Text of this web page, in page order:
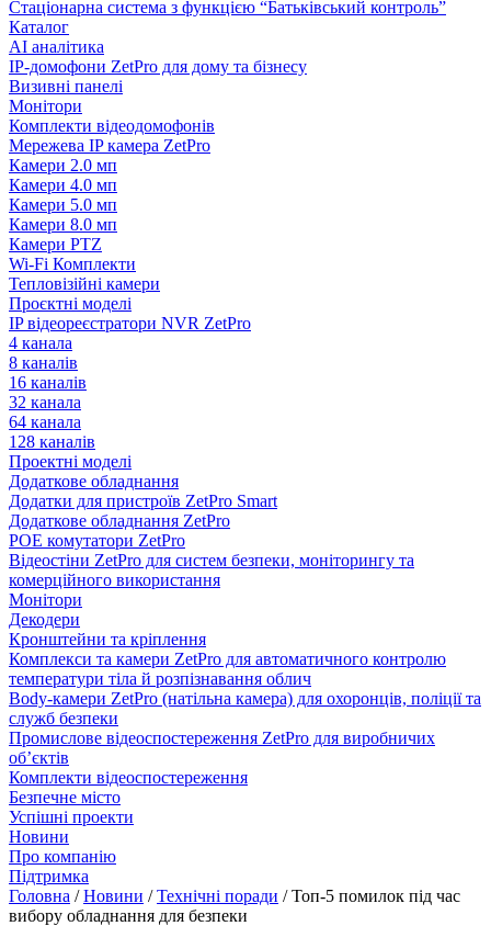
Стаціонарна система з функцією “Батьківський контроль”
Каталог
AI аналітика
IP-домофони ZetPro для дому та бізнесу
Визивні панелі
Монітори
Комплекти відеодомофонів
Мережева IP камера ZetPro
Камери 2.0 мп
Камери 4.0 мп
Камери 5.0 мп
Камери 8.0 мп
Камери PTZ
Wi-Fi Комплекти
Тепловізійні камери
Проєктні моделі
IP відеореєстратори NVR ZetPro
4 канала
8 каналів
16 каналів
32 канала
64 канала
128 каналів
Проектні моделі
Додаткове обладнання
Додатки для пристроїв ZetPro Smart
Додаткове обладнання ZetPro
POE комутатори ZetPro
Відеостіни ZetPro для систем безпеки, моніторингу та
комерційного використання
Монітори
Декодери
Кронштейни та кріплення
Комплекси та камери ZetPro для автоматичного контролю
температури тіла й розпізнавання облич
Body-камери ZetPro (натільна камера) для охоронців, поліції та
служб безпеки
Промислове відеоспостереження ZetPro для виробничих
об’єктів
Комплекти відеоспостереження
Безпечне місто
Успішні проекти
Новини
Про компанію
Підтримка
Головна / Новини / Технічні поради / Топ-5 помилок під час
вибору обладнання для безпеки